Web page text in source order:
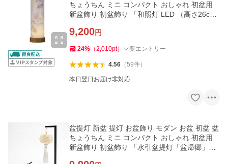
ちょうちん ミニ コンパクト おしゃれ 初盆用
新盆飾り 初盆飾り 「和照灯 LED （高さ26c
9,200円
24% （2,010pt） 要エントリー
4.56（59件）
本日翌日お届け非対応
盆提灯 新盆 提灯 お盆飾り モダン お盆 初盆 盆
ちょうちん ミニ コンパクト おしゃれ 初盆用
新盆飾り 初盆飾り 「水引盆提灯「盆帰郷」セ